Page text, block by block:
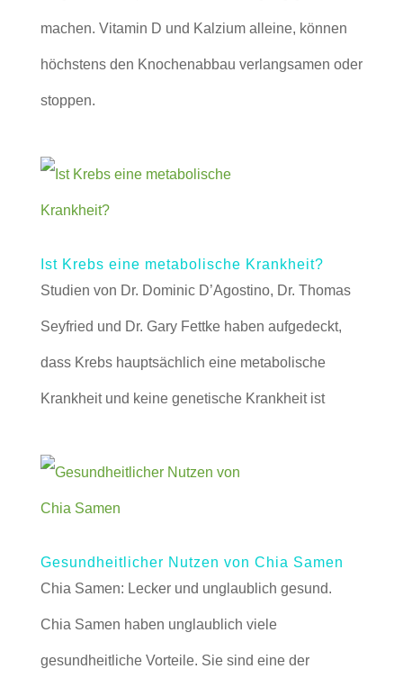
machen. Vitamin D und Kalzium alleine, können
höchstens den Knochenabbau verlangsamen oder
stoppen.
Ist Krebs eine metabolische Krankheit?
Studien von Dr. Dominic D’Agostino, Dr. Thomas
Seyfried und Dr. Gary Fettke haben aufgedeckt,
dass Krebs hauptsächlich eine metabolische
Krankheit und keine genetische Krankheit ist
Gesundheitlicher Nutzen von Chia Samen
Chia Samen: Lecker und unglaublich gesund.
Chia Samen haben unglaublich viele
gesundheitliche Vorteile. Sie sind eine der